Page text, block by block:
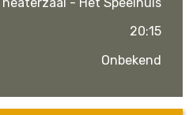
20:15
Onbekend